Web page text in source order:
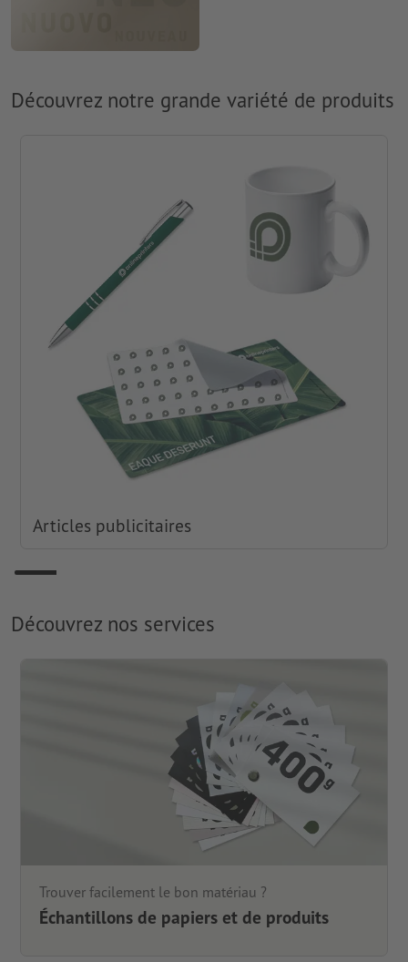
Découvrez notre grande variété de produits
Articles publicitaires
Découvrez nos services
Trouver facilement le bon matériau ?
Échantillons de papiers et de produits